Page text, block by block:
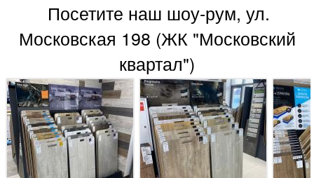
Посетите наш шоу-рум, ул.
Московская 198 (ЖК "Московский
квартал")